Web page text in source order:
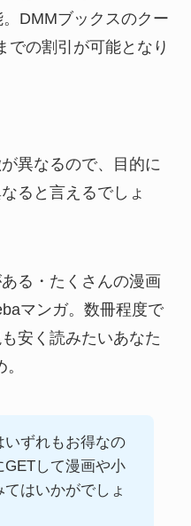
DMMブックスのクー
での割引が可能となり
異なるので、目的に
ると言えるでしょ
る・たくさんの漫画
マンガ。数冊程度で
安く読みたいあなた
いずれもお得なの
GETして漫画や小
はいかがでしょ